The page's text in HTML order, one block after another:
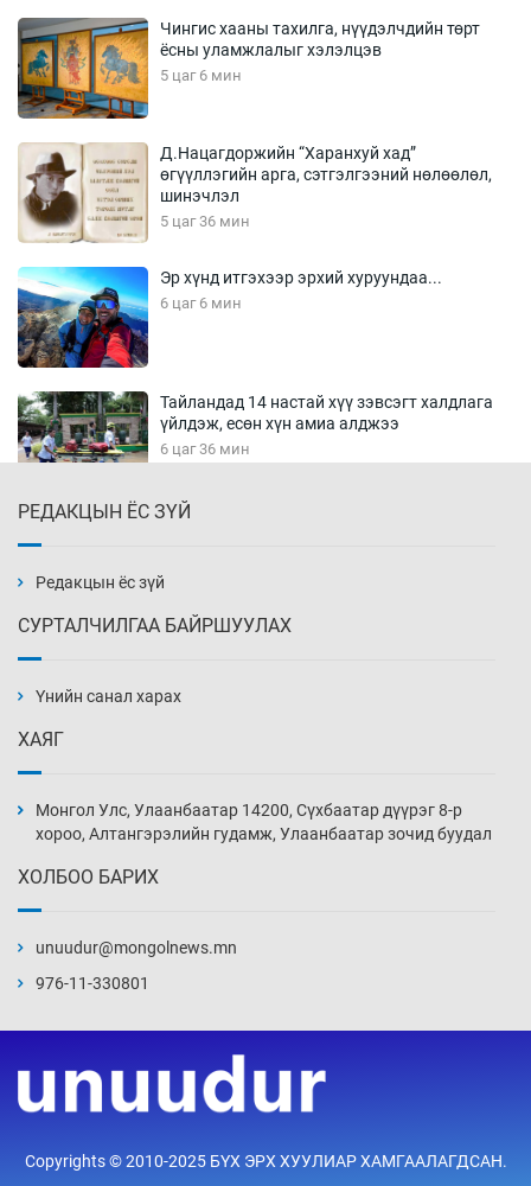
Чингис хааны тахилга, нүүдэлчдийн төрт
ёсны уламжлалыг хэлэлцэв
5 цаг 6 мин
Д.Нацагдоржийн “Харанхуй хад”
өгүүллэгийн арга, сэтгэлгээний нөлөөлөл,
шинэчлэл
5 цаг 36 мин
Эр хүнд итгэхээр эрхий хуруундаа...
6 цаг 6 мин
Тайландад 14 настай хүү зэвсэгт халдлага
үйлдэж, есөн хүн амиа алджээ
6 цаг 36 мин
7 цаг 36 мин
8 цаг 6 мин
8 цаг 36 мин
8 цаг 51 мин
бүртгэлийг энэ баасан гарагт эхлүүлнэ
РЕДАКЦЫН ЁС ЗҮЙ
Редакцын ёс зүй
СУРТАЛЧИЛГАА БАЙРШУУЛАХ
Үнийн санал харах
ХАЯГ
Монгол Улс, Улаанбаатар 14200, Сүхбаатар дүүрэг 8-р
хороо, Алтангэрэлийн гудамж, Улаанбаатар зочид буудал
ХОЛБОО БАРИХ
unuudur@mongolnews.mn
976-11-330801
Copyrights © 2010-2025 БҮХ ЭРХ ХУУЛИАР ХАМГААЛАГДСАН.